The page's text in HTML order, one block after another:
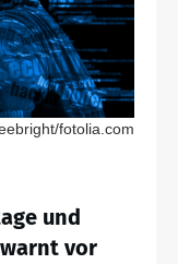
fotolia.com
und
vor